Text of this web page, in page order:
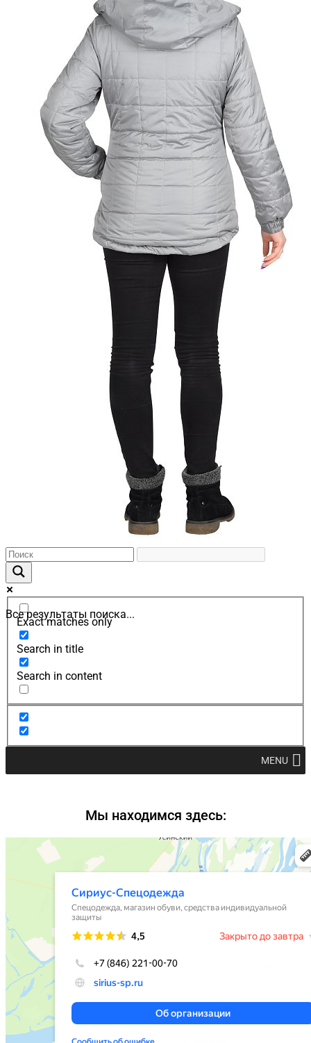
Все результаты поиска...
Exact matches only
Search in title
Search in content
MENU
Мы находимся здесь: